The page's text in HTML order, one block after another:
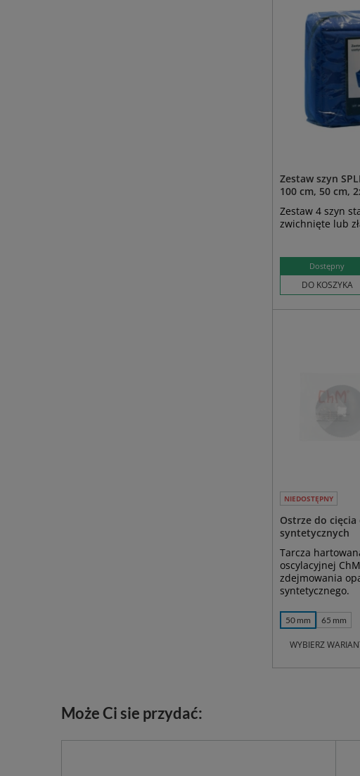
Zestaw szyn
100 cm, 50 cm,
Zestaw 4 szyn
zwichnięte lub
Dostępny
DO KOSZYKA
NIEDOSTĘPNY
Ostrze do
syntetycznych
Tarcza
oscylacyjnej
zdejmowania
syntetycznego.
50 mm 65 mm
WYBIERZ
Może Ci sie przydać: